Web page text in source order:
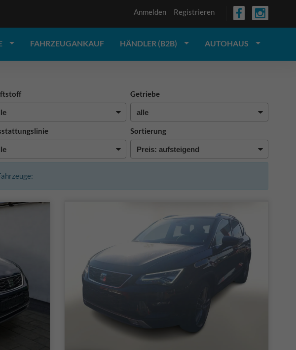
Anmelden Registrieren
FAHRZEUGANKAUF HÄNDLER (B2B) AUTOHAUS
Getriebe
Sortierung